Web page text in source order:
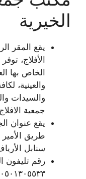
الخيرية
يقع المقر
الأفلاج،
الخاص بها
والعينية،
والسيدات
جمعية
يقع عنوان
طريق
سنابل
٠٥٠١٣٠٥٥٣٣.